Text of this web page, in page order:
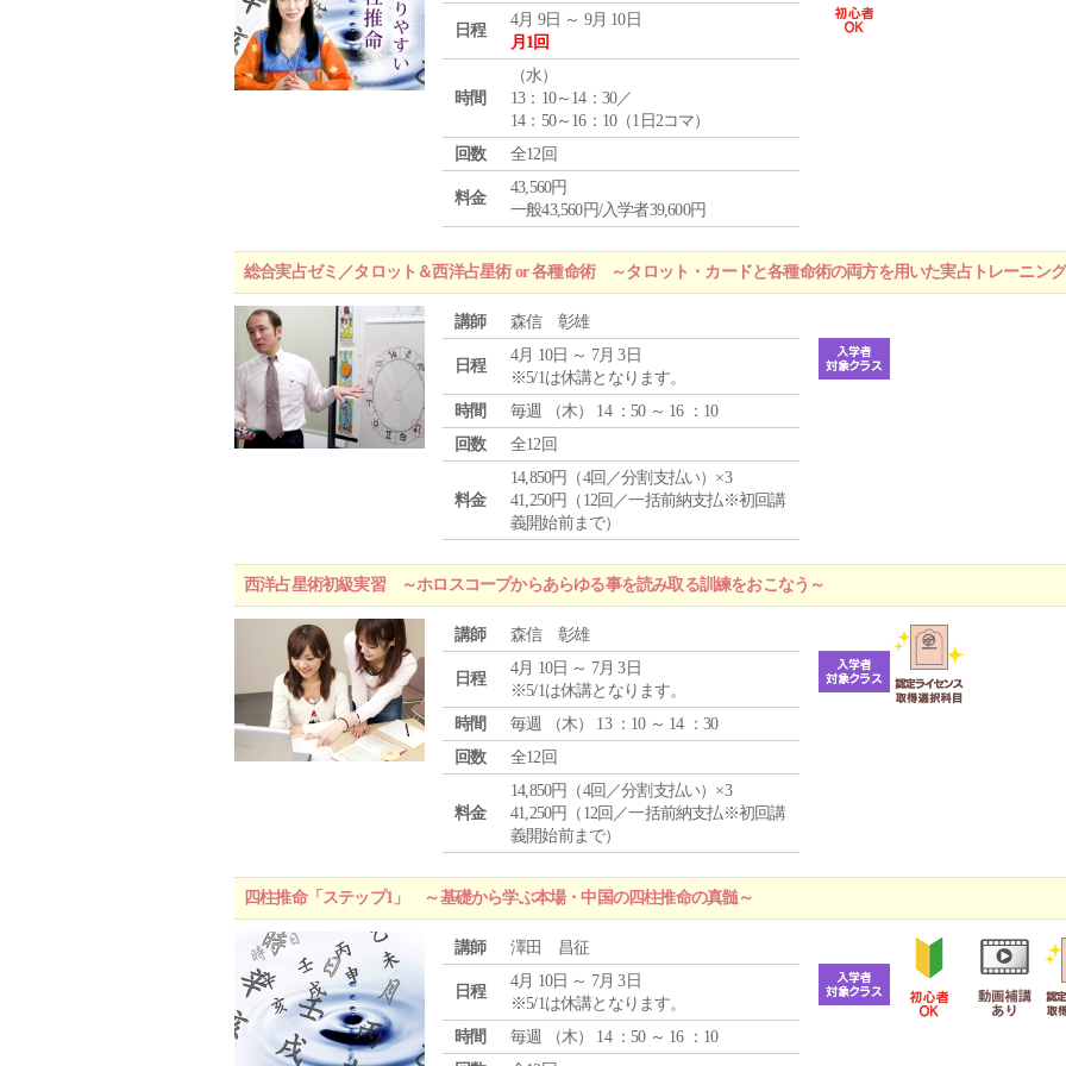
日程
4月 9日 ～ 9月 10日
月1回
時間
（水）
13：10～14：30／
14：50～16：10（1日2コマ）
回数
全12回
料金
43,560円
一般43,560円/入学者39,600円
総合実占ゼミ／タロット＆西洋占星術 or 各種命術 ～タロット・カードと各種命術の両方を用いた実占トレーニン
講師 森信 彰雄
日程
4月 10日 ～ 7月 3日
※5/1は休講となります。
時間
毎週 （木） 14 ：50 ～ 16 ：10
回数
全12回
料金
14,850円（4回／分割支払い）×3
41,250円（12回／一括前納支払※初回講
義開始前まで）
西洋占星術初級実習 ～ホロスコープからあらゆる事を読み取る訓練をおこなう～
講師 森信 彰雄
日程
4月 10日 ～ 7月 3日
※5/1は休講となります。
時間
毎週 （木） 13 ：10 ～ 14 ：30
回数
全12回
料金
14,850円（4回／分割支払い）×3
41,250円（12回／一括前納支払※初回講
義開始前まで）
四柱推命「ステップ1」 ～基礎から学ぶ本場・中国の四柱推命の真髄～
講師 澤田 昌征
日程
4月 10日 ～ 7月 3日
※5/1は休講となります。
時間
毎週 （木） 14 ：50 ～ 16 ：10